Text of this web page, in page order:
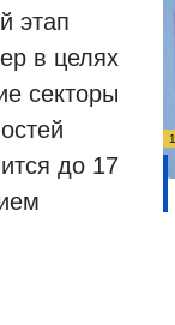
этап
в целях
секторы
до 17